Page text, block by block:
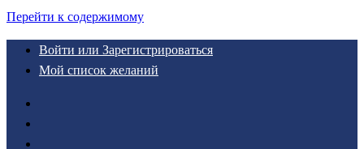
Перейти к содержимому
Войти или Зарегистрироваться
Мой список желаний